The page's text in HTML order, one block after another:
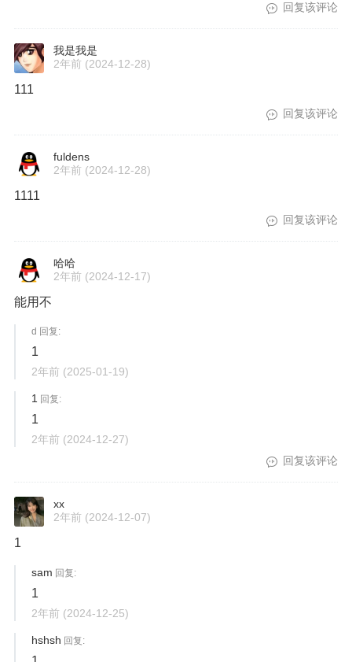
回复该评论
我是我是
2年前 (2024-12-28)
111
回复该评论
fuldens
2年前 (2024-12-28)
1111
回复该评论
哈哈
2年前 (2024-12-17)
能用不
d 回复:
1
2年前 (2025-01-19)
1 回复:
1
2年前 (2024-12-27)
回复该评论
xx
2年前 (2024-12-07)
1
sam 回复:
1
2年前 (2024-12-25)
hshsh 回复: